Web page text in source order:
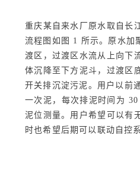
重庆某自来水厂原水取自长
流程图如图 1 所示。原水加
渡区，过渡区水流从上向下
体沉降至下方泥斗，过渡区
开关排沉淀污泥。用户以前
一次泥，每次排泥时间为
泥位测量。用户希望可以有
时也希望后期可以联动自控